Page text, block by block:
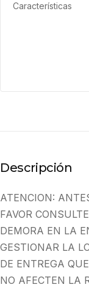
Características
Descripción
ATENCION:
FAVOR
DEMORA EN LA
GESTIONAR LA
DE ENTREGA
NO AFECTEN LA